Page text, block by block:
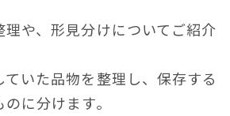
や、形見分けについてご紹介
いた品物を整理し、保存する
に分けます。